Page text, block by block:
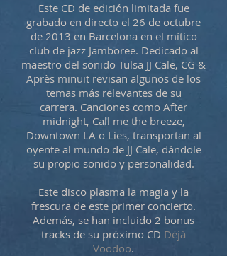
Este CD de edición limitada fue
grabado en directo el 26 de octubre
de 2013 en Barcelona en el mítico
club de jazz Jamboree. Dedicado al
maestro del sonido Tulsa JJ Cale, CG &
Après minuit revisan algunos de los
temas más relevantes de su
carrera. Canciones como After
midnight, Call me the breeze,
Downtown LA o Lies, transportan al
oyente al mundo de JJ Cale, dándole
su propio sonido y personalidad.
Este disco plasma la magia y la
frescura de este primer concierto.
Además, se han incluido 2 bonus
tracks de su próximo CD Déjà
Voodoo.